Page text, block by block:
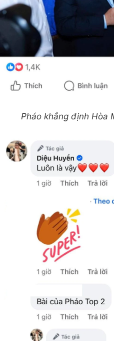
Pháo khẳng định Hòa